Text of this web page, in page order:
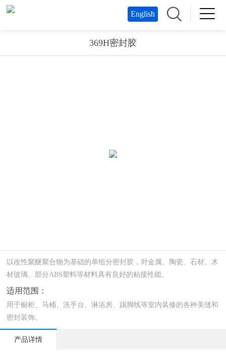
English
369H密封胶
以改性聚醚聚合物为基础的单组分密封胶，对金属、陶瓷、石材、木
材玻璃、部分ABS塑料等材料具有良好的粘接性能。
适用范围：
用于橱柜、马桶、洗手台、淋浴房、踢脚线等室内装修的各种美缝和
密封装饰。
产品详情